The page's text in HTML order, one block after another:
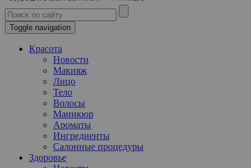
Toggle navigation
Красота
Новости
Макияж
Лицо
Тело
Волосы
Маникюр
Ароматы
Ингредиенты
Салонные процедуры
Здоровье